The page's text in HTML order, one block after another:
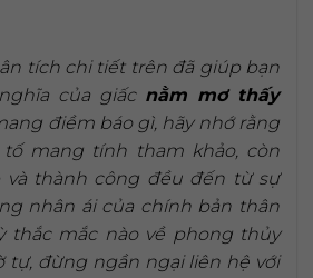
tích chi tiết trên đã giúp bạn
của giấc nằm mơ thấy
điềm báo gì, hãy nhớ rằng
mang tính tham khảo, còn
và thành công đều đến từ sự
nhân ái của chính bản thân
thắc mắc nào về phong thủy
tự, đừng ngần ngại liên hệ với